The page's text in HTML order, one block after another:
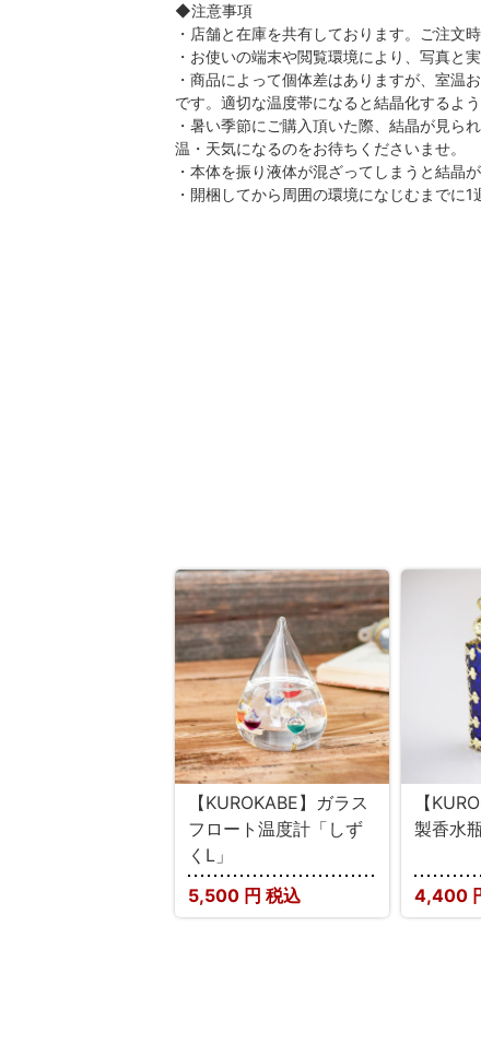
◆注意事項
・店舗と在庫を共有しております。ご注文
・お使いの端末や閲覧環境により、写真と
・商品によって個体差はありますが、室
です。適切な温度帯になると結晶化するよう
・暑い季節にご購入頂いた際、結晶が見ら
温・天気になるのをお待ちくださいませ。
・本体を振り液体が混ざってしまうと結晶
・開梱してから周囲の環境になじむまでに
【KUROKABE】ガラス
フロート温度計「しず
くL」
5,500 円 税込
【
製香水
4,400